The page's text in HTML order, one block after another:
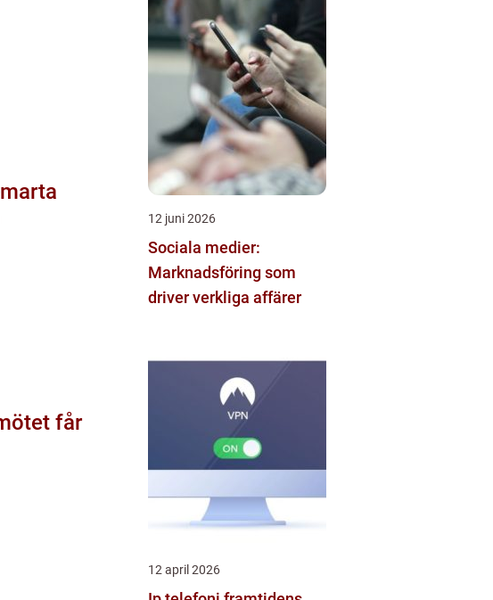
12 juni 2026
Sociala medier:
Marknadsföring som
driver verkliga affärer
12 april 2026